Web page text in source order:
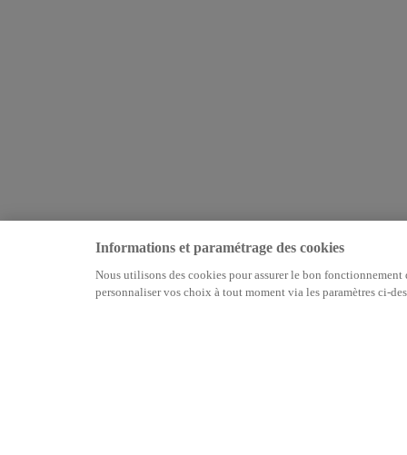
Informations et paramétrage des cookies
Nous utilisons des cookies pour assurer le bon
personnaliser vos choix à tout moment via les paramètres ci-